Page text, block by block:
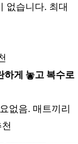
없습니다. 최대
게 놓고 복수로
없음. 매트끼리